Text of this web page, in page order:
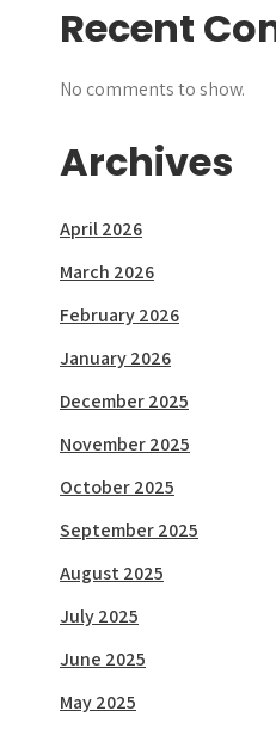
Recent
No comments to show.
Archives
April 2026
March 2026
February 2026
January 2026
December 2025
November 2025
October 2025
September 2025
August 2025
July 2025
June 2025
May 2025